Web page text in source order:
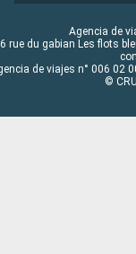
Agencia de
rue du gabian Les flots
de viajes n° 006 02
©